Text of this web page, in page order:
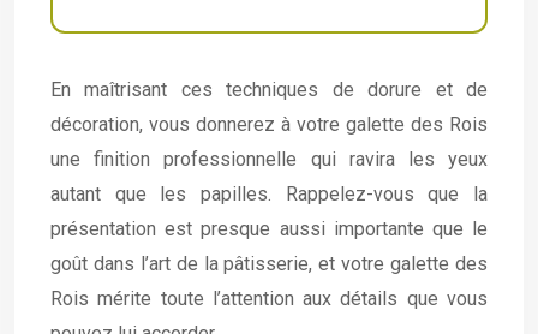
En maîtrisant ces techniques de dorure et de
décoration, vous donnerez à votre galette des Rois
une finition professionnelle qui ravira les yeux
autant que les papilles. Rappelez-vous que la
présentation est presque aussi importante que le
goût dans l’art de la pâtisserie, et votre galette des
Rois mérite toute l’attention aux détails que vous